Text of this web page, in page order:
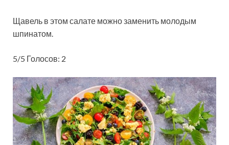
Щавель в этом салате можно заменить молодым
шпинатом.
5/5 Голосов: 2